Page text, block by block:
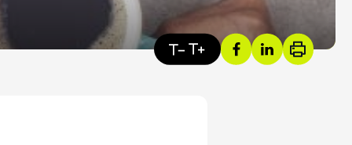
ACTUALITÉS DU SECTEUR